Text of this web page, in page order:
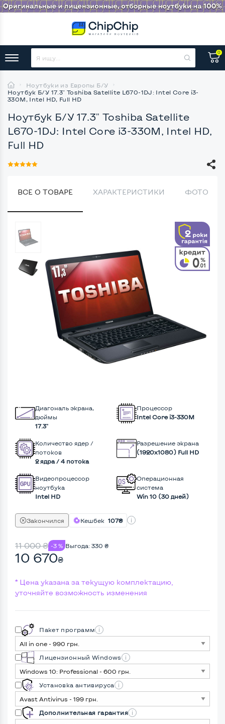
0
Ноутбуки из Европы Б/У
Ноутбук Б/У 17.3" Toshiba Satellite L670-1DJ: Intel Core i3-
330M, Intel HD, Full HD
Ноутбук Б/У 17.3" Toshiba Satellite
L670-1DJ: Intel Core i3-330M, Intel HD,
Full HD
ВСЕ О ТОВАРЕ ХАРАКТЕРИСТИКИ ФОТО
Диагональ экрана,
дюймы
17.3"
Процессор
Intel Core i3-330M
Количество ядер /
потоков
2 ядра / 4 потока
Разрешение экрана
(1920х1080) Full HD
Видеопроцессор
ноутбука
Intel HD
Операционная
система
Win 10 (30 дней)
Закончился Кешбек 107₴
11 000₴ -3 % Выгода: 330 ₴
10 670₴
* Цена указана за текущую комплектацию,
уточняйте возможность изменения
Пакет программ
Лицензионный Windows
Установка антивируса
Дополнительная гарантия